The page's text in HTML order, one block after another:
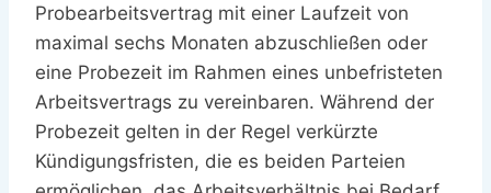
Probearbeitsvertrag mit einer Laufzeit von
maximal sechs Monaten abzuschließen oder
eine Probezeit im Rahmen eines unbefristeten
Arbeitsvertrags zu vereinbaren. Während der
Probezeit gelten in der Regel verkürzte
Kündigungsfristen, die es beiden Parteien